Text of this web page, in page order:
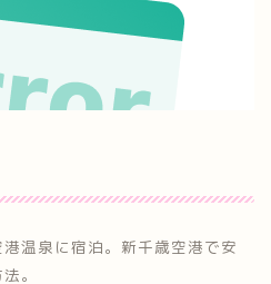
港温泉に宿泊。新千歳空港で安
。